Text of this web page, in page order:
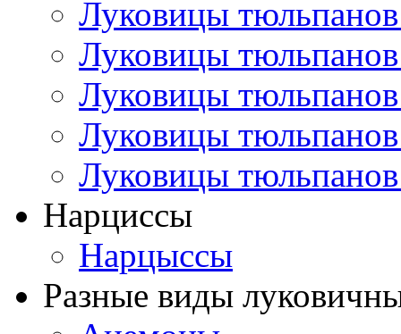
Луковицы
Луковицы
Луковицы
Луковицы
Луковицы
Нарциссы
Нарцыссы
Разные виды